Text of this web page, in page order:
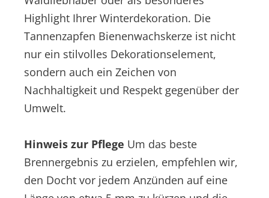
Highlight Ihrer Winterdekoration. Die
Tannenzapfen Bienenwachskerze ist nicht
nur ein stilvolles Dekorationselement,
sondern auch ein Zeichen von
Nachhaltigkeit und Respekt gegenüber der
Umwelt.
Hinweis zur Pflege Um das beste
Brennergebnis zu erzielen, empfehlen wir,
den Docht vor jedem Anzünden auf eine